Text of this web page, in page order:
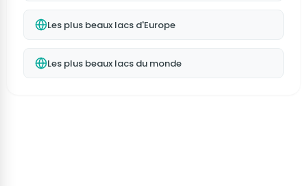
Les plus beaux lacs d'Europe
Les plus beaux lacs du monde